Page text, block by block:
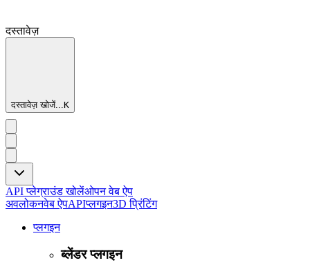
दस्तावेज़
दस्तावेज़ खोजें...K
API प्लेग्राउंड खोलेंओपन वेब ऐप
अवलोकनवेब ऐपAPIप्लगइन3D प्रिंटिंग
प्लगइन
ब्लेंडर प्लगइन